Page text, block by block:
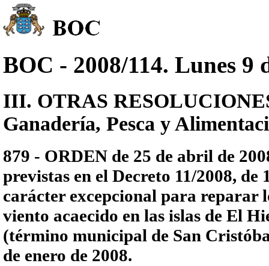
BOC - 2008/114. Lunes 9
III. OTRAS
Ganadería, Pesca y
879 - ORDEN de 25 de abril de
previstas en el Decreto 11/2008, de
carácter excepcional para reparar
viento acaecido en las islas de El
(término municipal de San
de enero de 2008.